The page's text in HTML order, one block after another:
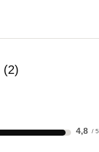
2
4,8